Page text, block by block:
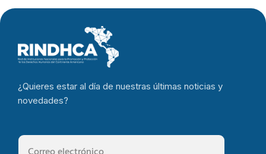
¿Quieres estar al día de nuestras últimas noticias y
novedades?